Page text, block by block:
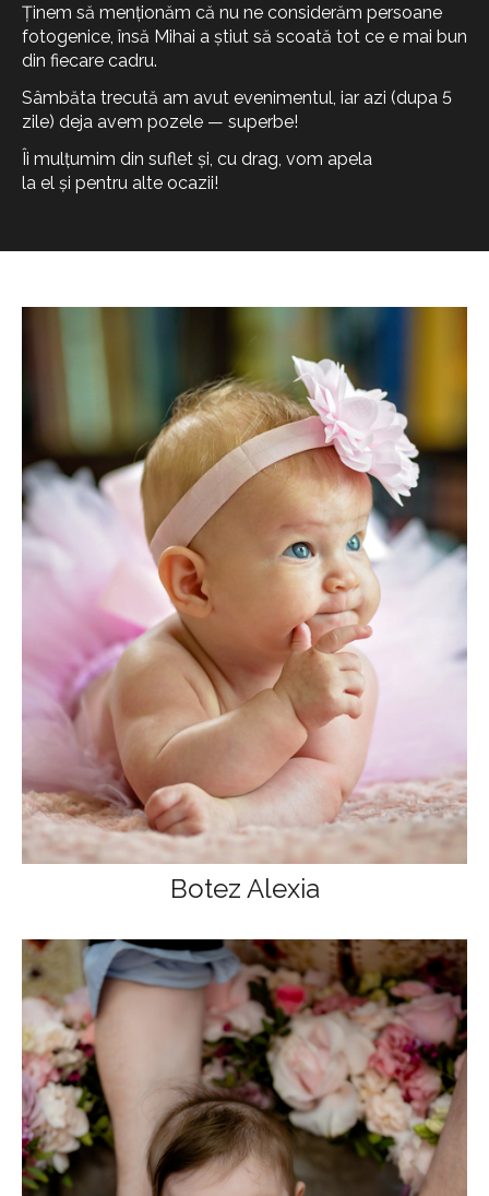
Ținem să menționăm că nu ne considerăm persoane
fotogenice, însă Mihai a știut să scoată tot ce e mai bun
din fiecare cadru.
Sâmbăta trecută am avut evenimentul, iar azi (dupa 5
zile) deja avem pozele — superbe!
Îi mulțumim din suflet și, cu drag, vom apela
la el și pentru alte ocazii!
Botez Alexia